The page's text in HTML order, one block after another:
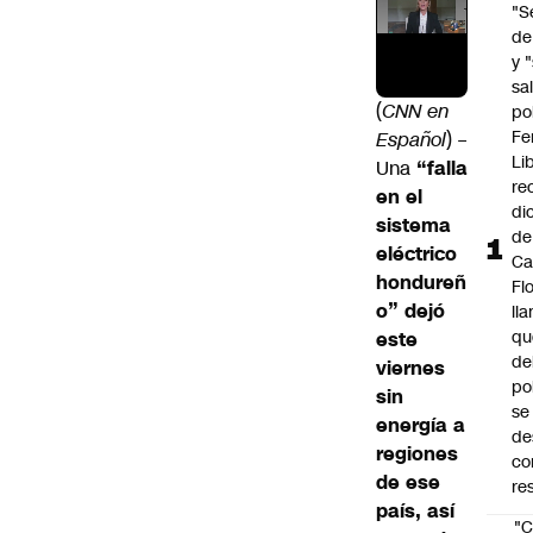
(CNN en
Español) –
Una “falla
en el
sistema
eléctrico
hondureñ
o” dejó
este
viernes
sin
energía a
regiones
de ese
país, así
y
de
se